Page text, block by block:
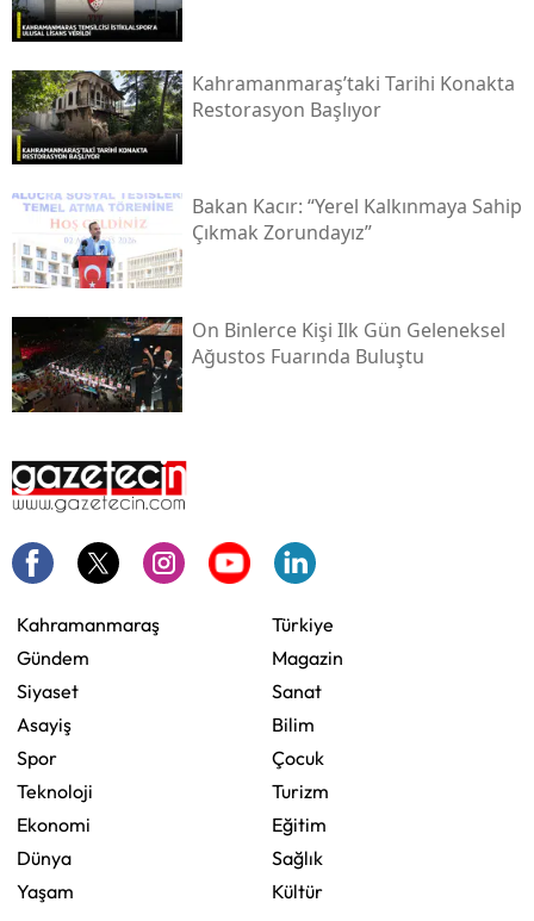
Kahramanmaraş’taki Tarihi Konakta
Restorasyon Başlıyor
Bakan Kacır: “yerel Kalkınmaya Sahip
Çıkmak Zorundayız”
On Binlerce Kişi Ilk Gün Geleneksel
Ağustos Fuarında Buluştu
Kahramanmaraş
Gündem
Siyaset
Asayiş
Spor
Teknoloji
Ekonomi
Dünya
Yaşam
Türkiye
Magazin
Sanat
Bilim
Çocuk
Turizm
Eğitim
Sağlık
Kültür